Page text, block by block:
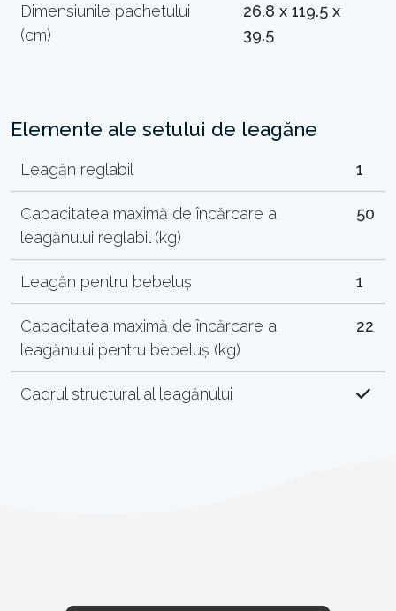
Dimensiunile pachetului
(cm)
26.8 x 119.5 x
39.5
Elemente ale setului de leagăne
Leagăn reglabil 1
Capacitatea maximă de încărcare a
leagănului reglabil (kg)
50
Leagăn pentru bebeluș 1
Capacitatea maximă de încărcare a
leagănului pentru bebeluș (kg)
22
Cadrul structural al leagănului